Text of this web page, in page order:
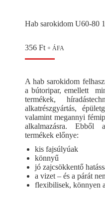
Hab sarokidom U60-80
356 Ft + ÁFA
A hab sarokidom
a bútoripar, emellett
termékek,
alkatrészgyártás,
valamint megannyi
alkalmazásra. Ebből
termékek előnye:
kis fajsúlyúak
könnyű
jó zajcsökkentő
a vizet – és a párát
flexibilisek, könnyen